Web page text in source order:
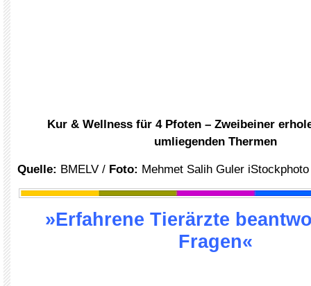
Kur & Wellness für 4 Pfoten – Zweibeiner
umliegenden Thermen
Quelle: BMELV / Foto: Mehmet Salih Guler iStockphoto
»Erfahrene Tierärzte
Fragen«